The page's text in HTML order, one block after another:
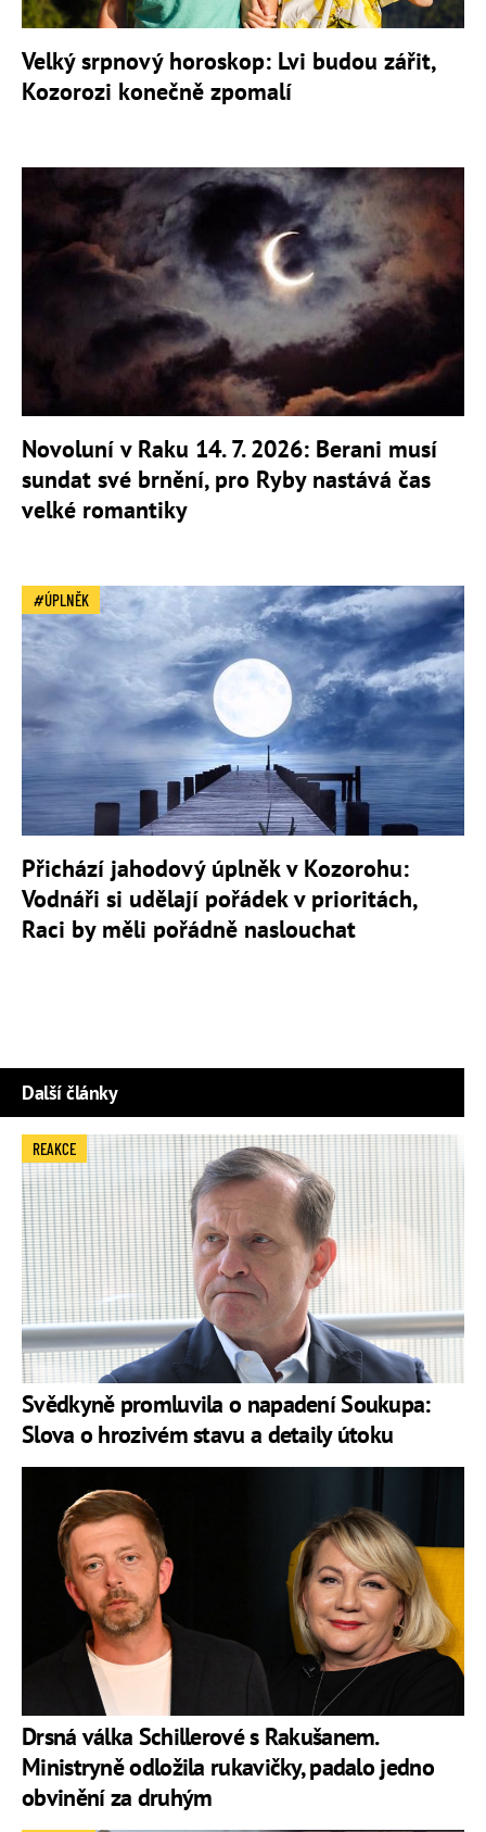
Velký srpnový horoskop: Lvi budou zářit,
Kozorozi konečně zpomalí
Novoluní v Raku 14. 7. 2026: Berani musí
sundat své brnění, pro Ryby nastává čas
velké romantiky
ÚPLNĚK
Přichází jahodový úplněk v Kozorohu:
Vodnáři si udělají pořádek v prioritách,
Raci by měli pořádně naslouchat
Další články
Svědkyně promluvila o napadení Soukupa:
Slova o hrozivém stavu a detaily útoku
REAKCE
Drsná válka Schillerové s Rakušanem.
Ministryně odložila rukavičky, padalo jedno
obvinění za druhým